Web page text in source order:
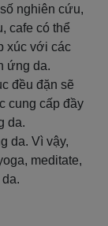
nghiên cứu,
cafe có thể
xúc với các
ứng da.
đều đặn sẽ
cung cấp đầy
da.
da. Vì vậy,
meditate,